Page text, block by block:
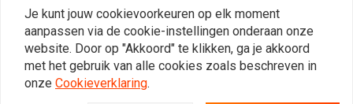
Je kunt jouw cookievoorkeuren op elk moment
aanpassen via de cookie-instellingen onderaan onze
website. Door op "Akkoord" te klikken, ga je akkoord
met het gebruik van alle cookies zoals beschreven in
onze Cookieverklaring.